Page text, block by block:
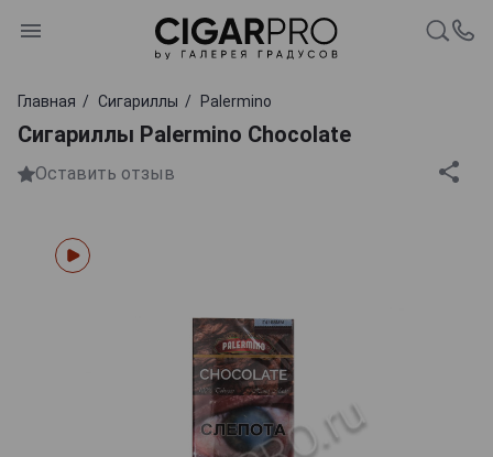
Главная Сигариллы Palermino
Сигариллы Palermino Chocolate
Оставить отзыв